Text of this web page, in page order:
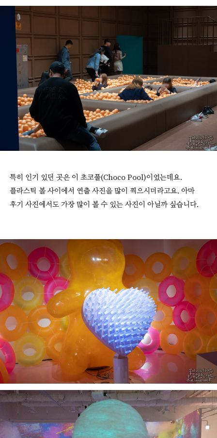
특히 인기 있던 곳은 이 초코풀(Choco Pool)이었는데요.
플라스틱 볼 사이에서 연출 사진을 많이 찍으시더라고요. 아마
후기 사진에서도 가장 많이 볼 수 있는 사진이 아닐까 싶습니다.